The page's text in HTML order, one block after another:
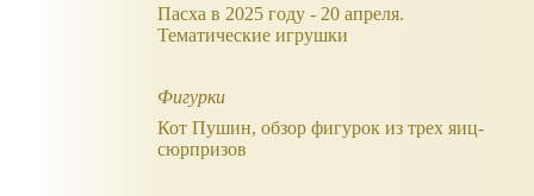
Пасха в 2025 году - 20 апреля.
Тематические игрушки
Фигурки
Кот Пушин, обзор фигурок из трех яиц-
сюрпризов